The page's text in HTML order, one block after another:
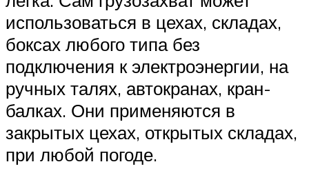
использоваться в цехах, складах,
боксах любого типа без
подключения к электроэнергии, на
ручных талях, автокранах, кран-
балках. Они применяются в
закрытых цехах, открытых складах,
при любой погоде.